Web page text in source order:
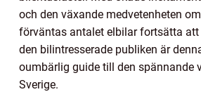
och den växande medvetenheten
förväntas antalet elbilar fortsätta att
den bilintresserade publiken är
oumbärlig guide till den spännande
Sverige.